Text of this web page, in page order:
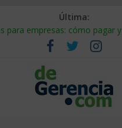
Última:
para empresas: cómo pagar
qué es y por qué sale
de personal: cómo
en la cadena de
de EE. UU.: cómo